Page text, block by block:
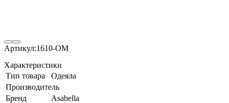
Артикул:1610-OM
Характеристики
Тип товара
Одеяла
Производитель
Бренд
Asabella